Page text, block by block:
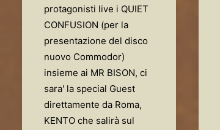
protagonisti live i QUIET
CONFUSION (per la
presentazione del disco
nuovo Commodor)
insieme ai MR BISON, ci
sara' la special Guest
direttamente da Roma,
KENTO che salirà sul